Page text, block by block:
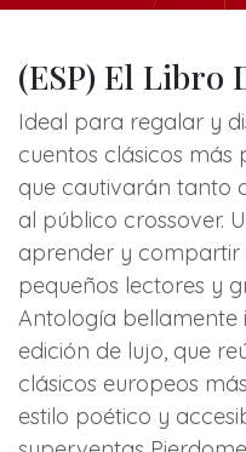
(ESP) El Libro
Ideal para regalar y
cuentos clásicos más
que cautivarán tanto
al público crossover.
aprender y compartir
pequeños lectores y
Antología bellamente
edición de lujo, que
clásicos europeos
estilo poético y